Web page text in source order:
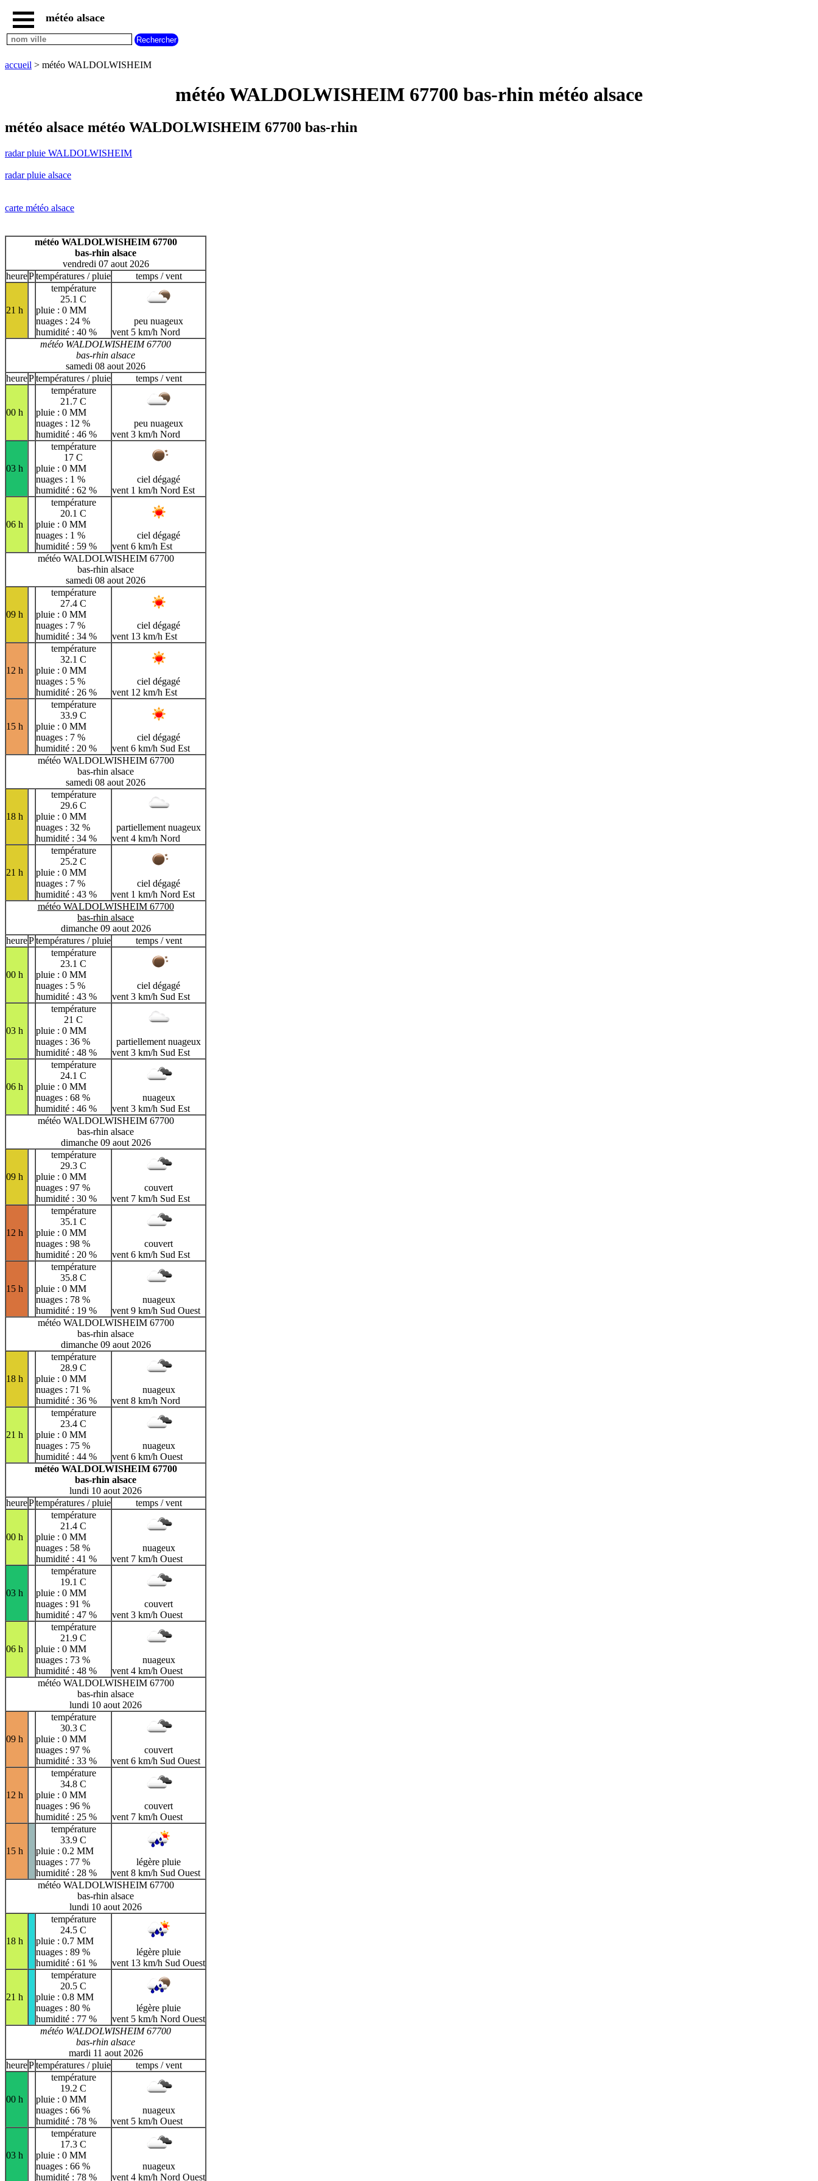
accueil
radar
WALDOLWISHEIM
radar
pluie
carte
météo
france
villes
F
G
H
I J K L M
N
R S T
U
V
W X Y Z
météo alsace
accueil > météo WALDOLWISHEIM
météo WALDOLWISHEIM 67700 bas-rhin météo alsace
météo alsace météo WALDOLWISHEIM 67700 bas-rhin
radar pluie WALDOLWISHEIM
radar pluie alsace
carte météo alsace
météo WALDOLWISHEIM 67700
bas-rhin alsace
vendredi 07 aout 2026
heurePtempératures / pluie temps / vent
21 h
température
25.1 C
pluie : 0 MM
nuages : 24 %
humidité : 40 %
peu nuageux
vent 5 km/h Nord
météo WALDOLWISHEIM 67700
bas-rhin alsace
samedi 08 aout 2026
heurePtempératures / pluie temps / vent
00 h
température
21.7 C
pluie : 0 MM
nuages : 12 %
humidité : 46 %
peu nuageux
vent 3 km/h Nord
03 h
température
17 C
pluie : 0 MM
nuages : 1 %
humidité : 62 %
ciel dégagé
vent 1 km/h Nord Est
06 h
température
20.1 C
pluie : 0 MM
nuages : 1 %
humidité : 59 %
ciel dégagé
vent 6 km/h Est
météo WALDOLWISHEIM 67700
bas-rhin alsace
samedi 08 aout 2026
09 h
température
27.4 C
pluie : 0 MM
nuages : 7 %
humidité : 34 %
ciel dégagé
vent 13 km/h Est
12 h
température
32.1 C
pluie : 0 MM
nuages : 5 %
humidité : 26 %
ciel dégagé
vent 12 km/h Est
15 h
température
33.9 C
pluie : 0 MM
nuages : 7 %
humidité : 20 %
ciel dégagé
vent 6 km/h Sud Est
météo WALDOLWISHEIM 67700
bas-rhin alsace
samedi 08 aout 2026
18 h
température
29.6 C
pluie : 0 MM
nuages : 32 %
humidité : 34 %
partiellement nuageux
vent 4 km/h Nord
21 h
température
25.2 C
pluie : 0 MM
nuages : 7 %
humidité : 43 %
ciel dégagé
vent 1 km/h Nord Est
météo WALDOLWISHEIM 67700
bas-rhin alsace
dimanche 09 aout 2026
heurePtempératures / pluie temps / vent
00 h
température
23.1 C
pluie : 0 MM
nuages : 5 %
humidité : 43 %
ciel dégagé
vent 3 km/h Sud Est
03 h
température
21 C
pluie : 0 MM
nuages : 36 %
humidité : 48 %
partiellement nuageux
vent 3 km/h Sud Est
06 h
température
24.1 C
pluie : 0 MM
nuages : 68 %
humidité : 46 %
nuageux
vent 3 km/h Sud Est
météo WALDOLWISHEIM 67700
bas-rhin alsace
dimanche 09 aout 2026
09 h
température
29.3 C
pluie : 0 MM
nuages : 97 %
humidité : 30 %
couvert
vent 7 km/h Sud Est
12 h
température
35.1 C
pluie : 0 MM
nuages : 98 %
humidité : 20 %
couvert
vent 6 km/h Sud Est
15 h
température
35.8 C
pluie : 0 MM
nuages : 78 %
humidité : 19 %
nuageux
vent 9 km/h Sud Ouest
météo WALDOLWISHEIM 67700
bas-rhin alsace
dimanche 09 aout 2026
18 h
température
28.9 C
pluie : 0 MM
nuages : 71 %
humidité : 36 %
nuageux
vent 8 km/h Nord
21 h
température
23.4 C
pluie : 0 MM
nuages : 75 %
humidité : 44 %
nuageux
vent 6 km/h Ouest
météo WALDOLWISHEIM 67700
bas-rhin alsace
lundi 10 aout 2026
heurePtempératures / pluie temps / vent
00 h
température
21.4 C
pluie : 0 MM
nuages : 58 %
humidité : 41 %
nuageux
vent 7 km/h Ouest
03 h
température
19.1 C
pluie : 0 MM
nuages : 91 %
humidité : 47 %
couvert
vent 3 km/h Ouest
06 h
température
21.9 C
pluie : 0 MM
nuages : 73 %
humidité : 48 %
nuageux
vent 4 km/h Ouest
météo WALDOLWISHEIM 67700
bas-rhin alsace
lundi 10 aout 2026
09 h
température
30.3 C
pluie : 0 MM
nuages : 97 %
humidité : 33 %
couvert
vent 6 km/h Sud Ouest
12 h
température
34.8 C
pluie : 0 MM
nuages : 96 %
humidité : 25 %
couvert
vent 7 km/h Ouest
15 h
température
33.9 C
pluie : 0.2 MM
nuages : 77 %
humidité : 28 %
légère pluie
vent 8 km/h Sud Ouest
météo WALDOLWISHEIM 67700
bas-rhin alsace
lundi 10 aout 2026
18 h
température
24.5 C
pluie : 0.7 MM
nuages : 89 %
humidité : 61 %
légère pluie
vent 13 km/h Sud Ouest
21 h
température
20.5 C
pluie : 0.8 MM
nuages : 80 %
humidité : 77 %
légère pluie
vent 5 km/h Nord Ouest
météo WALDOLWISHEIM 67700
bas-rhin alsace
mardi 11 aout 2026
heurePtempératures / pluie temps / vent
00 h
température
19.2 C
pluie : 0 MM
nuages : 66 %
humidité : 78 %
nuageux
vent 5 km/h Ouest
03 h
température
17.3 C
pluie : 0 MM
nuages : 66 %
humidité : 78 %
nuageux
vent 4 km/h Nord Ouest